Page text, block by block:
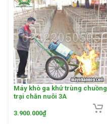
Máy khò ga khử trùng chuồng
trại chăn nuôi 3A
3.900.000₫